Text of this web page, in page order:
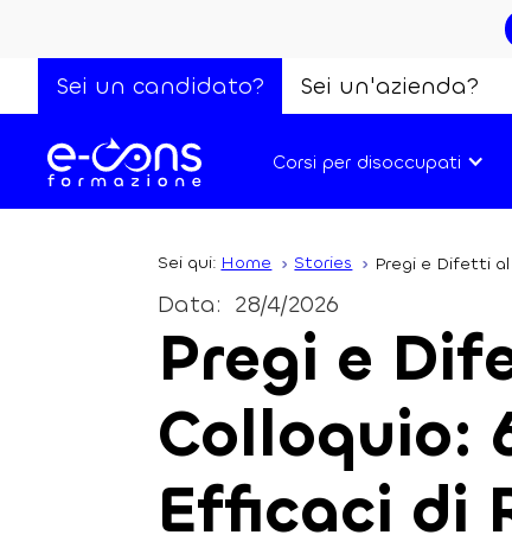
Sei un candidato? Sei un'azienda?
Corsi per disoccupati
Sei qui: Home Stories Pregi e Difetti
28/4/2026
Data:
Pregi e
Colloquio:
Efficaci di